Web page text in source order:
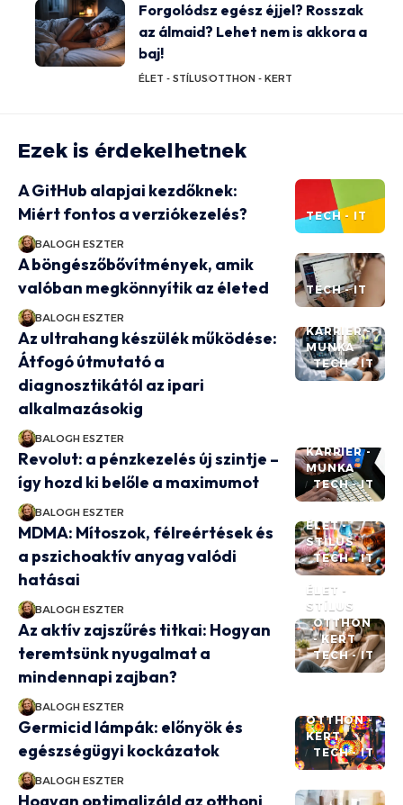
Forgolódsz egész éjjel? Rosszak
az álmaid? Lehet nem is akkora a
baj!
ÉLET - STÍLUSOTTHON - KERT
Ezek is érdekelhetnek
TECH - IT
A GitHub alapjai kezdőknek:
Miért fontos a verziókezelés?
BALOGH ESZTER
TECH - IT
A böngészőbővítmények, amik
valóban megkönnyítik az életed
BALOGH ESZTER
KARRIER -
MUNKA
TECH - IT
Az ultrahang készülék működése:
Átfogó útmutató a
diagnosztikától az ipari
alkalmazásokig
BALOGH ESZTER
KARRIER -
MUNKA
TECH - IT
Revolut: a pénzkezelés új szintje –
így hozd ki belőle a maximumot
BALOGH ESZTER
ÉLET -
STÍLUS
TECH - IT
MDMA: Mítoszok, félreértések és
a pszichoaktív anyag valódi
hatásai
BALOGH ESZTER
ÉLET -
STÍLUS
OTTHON
- KERT
TECH - IT
Az aktív zajszűrés titkai: Hogyan
teremtsünk nyugalmat a
mindennapi zajban?
BALOGH ESZTER
OTTHON -
KERT
TECH - IT
Germicid lámpák: előnyök és
egészségügyi kockázatok
BALOGH ESZTER